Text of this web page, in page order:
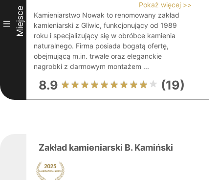
III Miejsce
Pokaż więcej >>
Kamieniarstwo Nowak to renomowany zakład
kamieniarski z Gliwic, funkcjonujący od 1989
roku i specjalizujący się w obróbce kamienia
naturalnego. Firma posiada bogatą ofertę,
obejmującą m.in. trwałe oraz eleganckie
nagrobki z darmowym montażem ...
8.9 (19)
Zakład kamieniarski B. Kamiński